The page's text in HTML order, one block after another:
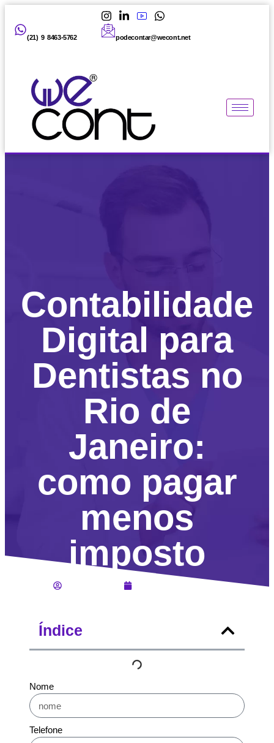
(21) 9 8463-5762 podecontar@wecont.net
Contabilidade
Digital para
Dentistas no
Rio de
Janeiro:
como pagar
menos
imposto
Índice
Nome
Telefone